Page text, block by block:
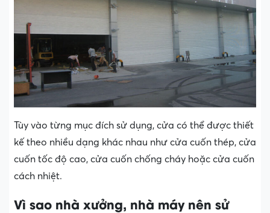
Tùy vào từng mục đích sử dụng, cửa có thể được thiết
kế theo nhiều dạng khác nhau như cửa cuốn thép, cửa
cuốn tốc độ cao, cửa cuốn chống cháy hoặc cửa cuốn
cách nhiệt.
Vì sao nhà xưởng, nhà máy nên sử